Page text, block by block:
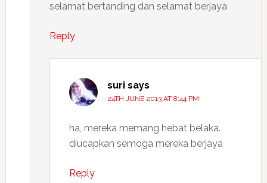
selamat bertanding dan selamat berjaya
Reply
suri says
24TH JUNE 2013 AT 8:44 PM
ha, mereka memang hebat belaka.
diucapkan semoga mereka berjaya
Reply